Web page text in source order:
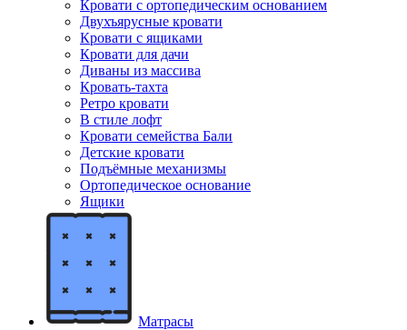
Кровати с ортопедическим основанием
Двухъярусные кровати
Кровати с ящиками
Кровати для дачи
Диваны из массива
Кровать-тахта
Ретро кровати
В стиле лофт
Кровати семейства Бали
Детские кровати
Подъёмные механизмы
Ортопедическое основание
Ящики
Матрасы